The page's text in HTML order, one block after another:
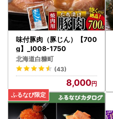
味付豚肉（豚じん）【700
g】_I008-1750
北海道白糠町
(43)
8,000